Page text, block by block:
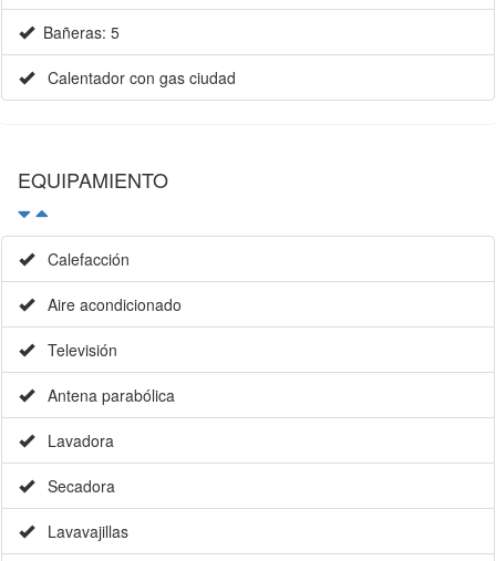
Bañeras: 5
Calentador con gas ciudad
EQUIPAMIENTO
Calefacción
Aire acondicionado
Televisión
Antena parabólica
Lavadora
Secadora
Lavavajillas